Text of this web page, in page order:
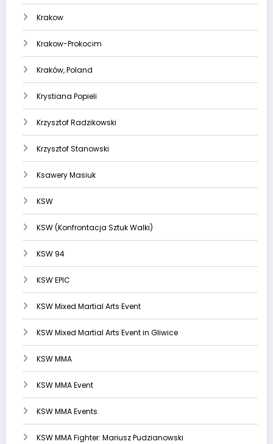
Krakow
Krakow-Prokocim
Kraków, Poland
Krystiana Popieli
Krzysztof Radzikowski
Krzysztof Stanowski
Ksawery Masiuk
KSW
KSW (Konfrontacja Sztuk Walki)
KSW 94
KSW EPIC
KSW Mixed Martial Arts Event
KSW Mixed Martial Arts Event in Gliwice
KSW MMA
KSW MMA Event
KSW MMA Events
KSW MMA Fighter: Mariusz Pudzianowski